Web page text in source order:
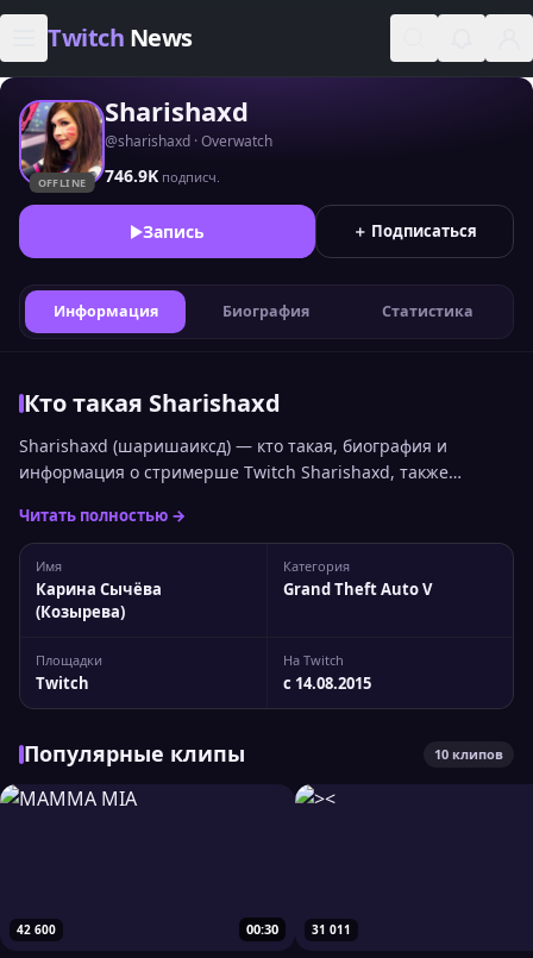
Skip to content
Twitch News
OFFLINE
Sharishaxd
@sharishaxd · Overwatch
746.9K подписч.
Запись ＋ Подписаться
Информация Биография Статистика
Кто такая Sharishaxd
Sharishaxd (шаришаиксд) — кто такая, биография и
информация о стримерше Twitch Sharishaxd, также
создающая развлекательные и ролевые трансляции на
основе GTA V. Её эфиры сочетают РП-сюжеты, общение и
яркие эмоции. Контент направлен на вовлечённость
зрителей и лёгкую атмосферу. Следите ли...
Читать полностью →
Имя
Карина Сычёва
(Козырева)
Категория
Grand Theft Auto V
Площадки
Twitch
На Twitch
с 14.08.2015
Популярные клипы 10 клипов
00:30
42 600 31 011